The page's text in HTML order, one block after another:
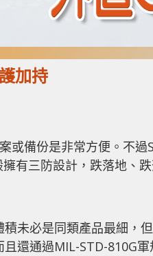
加持
或備份是非常方便。不過
有三防設計，跌落地、跌
未必是同類產品最細，
還通過MIL-STD-810G